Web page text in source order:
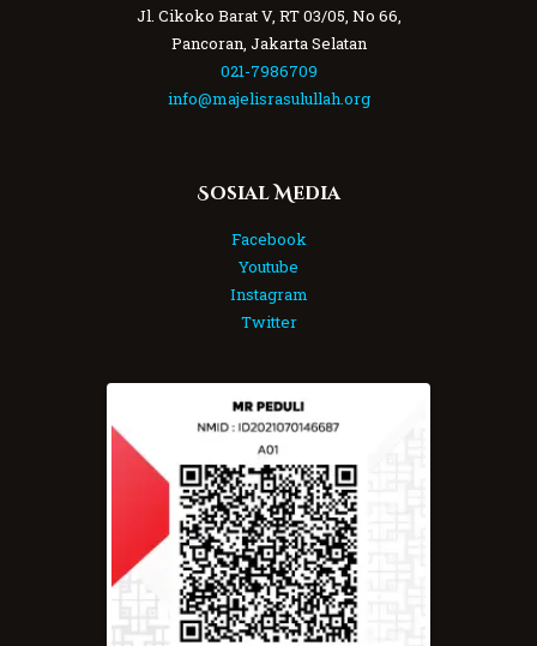
Jl. Cikoko Barat V, RT 03/05, No 66,
Pancoran, Jakarta Selatan
021-7986709
info@majelisrasulullah.org
Sosial Media
Facebook
Youtube
Instagram
Twitter